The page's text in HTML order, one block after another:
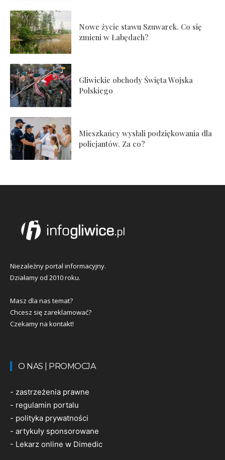
Nowe życie stawu Szuwarek. Co się
zmieni w Łabędach?
Gliwickie obchody Święta Wojska
Polskiego
Mieszkańcy wysłali podziękowania dla
policjantów. Za co?
Niezależny portal informacyjny.
Działamy od 2010 roku.
Masz dla nas temat?
Chcesz się zareklamować?
Czekamy na kontakt!
O NAS | PROMOCJA
- zastrzeżenia prawne
- regulamin portalu
- polityka prywatności
- artykuły sponsorowane
- Lekarz online w Dimedic